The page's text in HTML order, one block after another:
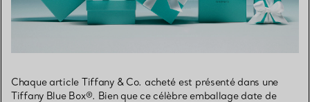
Chaque article Tiffany & Co. acheté est présenté dans une
Tiffany Blue Box®. Bien que ce célèbre emballage date de